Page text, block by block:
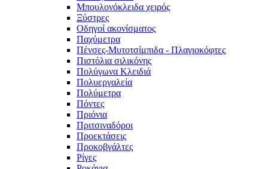
Μπουλονόκλειδα χειρός
Ξύστρες
Οδηγοί ακονίσματος
Παχύμετρα
Πένσες-Μυτοτσίμπιδα - Πλαγιοκόφτες
Πιστόλια σιλικόνης
Πολύγωνα Κλειδιά
Πολυεργαλεία
Πολύμετρα
Πόντες
Πριόνια
Πριτσιναδόροι
Προεκτάσεις
Προκοβγάλτες
Ρίγες